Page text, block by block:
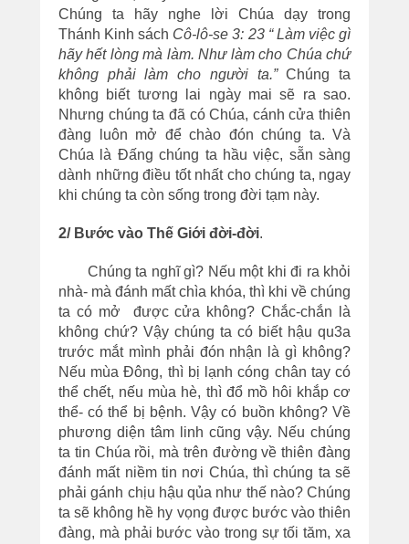
Chúng ta hãy nghe lời Chúa dạy trong
Thánh Kinh sách Cô-lô-se 3: 23 “ Làm việc gì
hãy hết lòng mà làm. Như làm cho Chúa chứ
không phải làm cho người ta.” Chúng ta
không biết tương lai ngày mai sẽ ra sao.
Nhưng chúng ta đã có Chúa, cánh cửa thiên
đàng luôn mở để chào đón chúng ta. Và
Chúa là Đấng chúng ta hầu việc, sẵn sàng
dành những điều tốt nhất cho chúng ta, ngay
khi chúng ta còn sống trong đời tạm này.
2/ Bước vào Thế Giới đời-đời.
Chúng ta nghĩ gì? Nếu một khi đi ra khỏi
nhà- mà đánh mất chìa khóa, thì khi về chúng
ta có mở được cửa không? Chắc-chắn là
không chứ? Vậy chúng ta có biết hậu qu3a
trước mắt mình phải đón nhận là gì không?
Nếu mùa Đông, thì bị lạnh cóng chân tay có
thể chết, nếu mùa hè, thì đổ mồ hôi khắp cơ
thể- có thể bị bệnh. Vậy có buồn không? Về
phương diện tâm linh cũng vậy. Nếu chúng
ta tin Chúa rồi, mà trên đường về thiên đàng
đánh mất niềm tin nơi Chúa, thì chúng ta sẽ
phải gánh chịu hậu qủa như thế nào? Chúng
ta sẽ không hề hy vọng được bước vào thiên
đàng, mà phải bước vào trong sự tối tăm, xa